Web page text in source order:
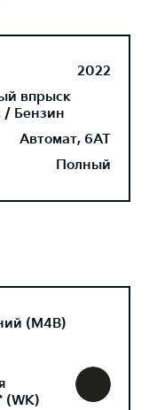
2022
впрыск
/ Бензин
Автомат, 6AT
Полный
(M4B)
(WK)